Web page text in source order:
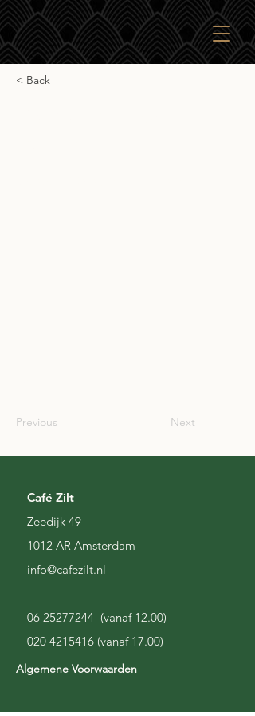
< Back
Previous Next
Café Zilt
Zeedijk 49
1012 AR Amsterdam
info@cafezilt.nl
06 25277244 (vanaf 12.00)
020 4215416 (vanaf 17.00)
Algemene Voorwaarden